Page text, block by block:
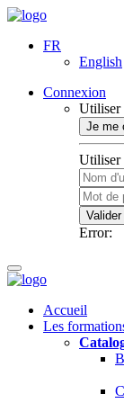
FR
English
Connexion
Utiliser
Je me
Utiliser
Valider
Error:
Accueil
Les